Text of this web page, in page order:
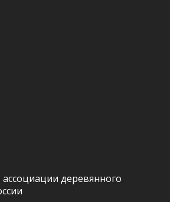
деревянного